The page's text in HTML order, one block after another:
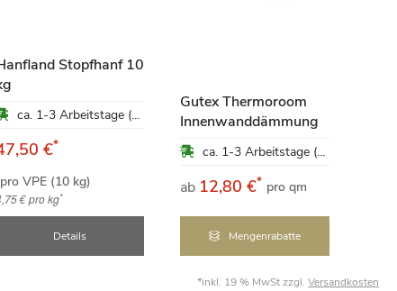
Stopfhanf 10
ca. 1-3 Arbeitstage (Mo-Fr)
€*
pro VPE (10 kg)
€pro kg*
Details
Gutex Thermoroom
Innenwanddämmung
ca. 1-3 Arbeitstage (Mo-Fr)
ab 12,80 €* pro qm
Mengenrabatte
*inkl. 19 % MwSt zzgl. Versandkosten